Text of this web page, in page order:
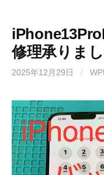
修理承りま
2025年12月29日 /